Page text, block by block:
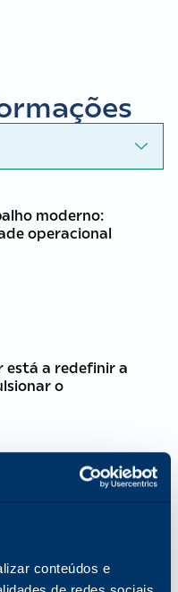
conteúdos e
moderno:
operacional
está a redefinir a
o
líderes globais